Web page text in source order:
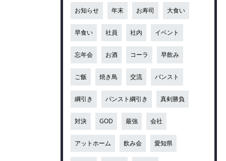
お知らせ 年末 お寿司 大食い
早食い 社員 社内 イベント
忘年会 お酒 コーラ 早飲み
ご飯 焼き鳥 交流 パンスト
綱引き パンスト綱引き 真剣勝負
対決 GOD 最強 会社
アットホーム 飲み会 愛知県